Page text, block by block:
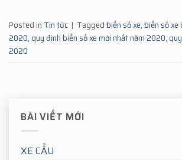
BÀI VIẾT MỚI
XE CẨU
Posted in Tin tức | Tagged biển số xe, biển số
2020, quy định biển số xe mới nhất năm 2020,
2020